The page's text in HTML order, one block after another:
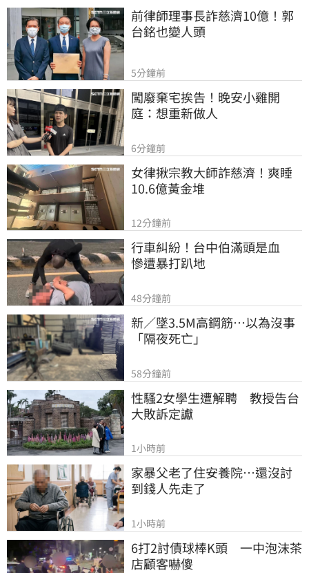
前律師理事長詐慈濟10億！郭
台銘也變人頭
5分鐘前
闖廢棄宅挨告！晚安小雞開
庭：想重新做人
6分鐘前
女律揪宗教大師詐慈濟！爽睡
10.6億黃金堆
12分鐘前
行車糾紛！台中伯滿頭是血
慘遭暴打趴地
48分鐘前
新／墜3.5M高鋼筋…以為沒事
「隔夜死亡」
58分鐘前
性騷2女學生遭解聘　教授告台
大敗訴定讞
1小時前
家暴父老了住安養院…還沒討
到錢人先走了
1小時前
6打2討債球棒K頭　一中泡沫茶
店顧客嚇傻